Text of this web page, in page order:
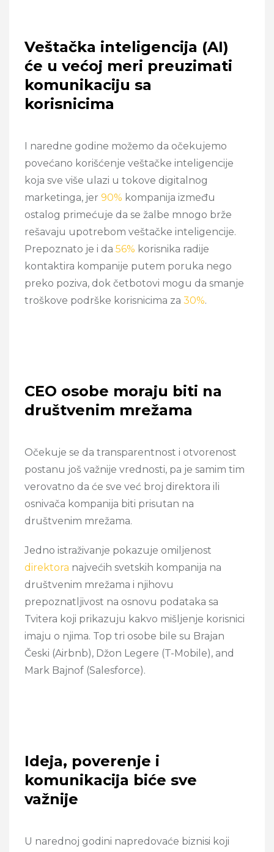
Veštačka inteligencija (AI)
će u većoj meri preuzimati
komunikaciju sa
korisnicima
I naredne godine možemo da očekujemo
povećano korišćenje veštačke inteligencije
koja sve više ulazi u tokove digitalnog
marketinga, jer 90% kompanija između
ostalog primećuje da se žalbe mnogo brže
rešavaju upotrebom veštačke inteligencije.
Prepoznato je i da 56% korisnika radije
kontaktira kompanije putem poruka nego
preko poziva, dok četbotovi mogu da smanje
troškove podrške korisnicima za 30%.
CEO osobe moraju biti na
društvenim mrežama
Očekuje se da transparentnost i otvorenost
postanu još važnije vrednosti, pa je samim tim
verovatno da će sve već broj direktora ili
osnivača kompanija biti prisutan na
društvenim mrežama.
Jedno istraživanje pokazuje omiljenost
direktora najvećih svetskih kompanija na
društvenim mrežama i njihovu
prepoznatljivost na osnovu podataka sa
Tvitera koji prikazuju kakvo mišljenje korisnici
imaju o njima. Top tri osobe bile su Brajan
Česki (Airbnb), Džon Legere (T-Mobile), and
Mark Bajnof (Salesforce).
Ideja, poverenje i
komunikacija biće sve
važnije
U narednoj godini napredovaće biznisi koji